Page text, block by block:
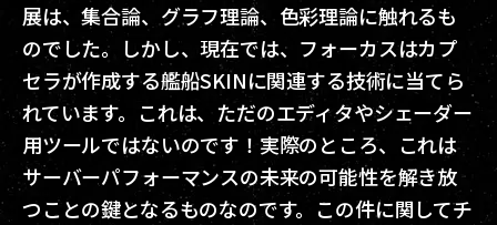
展は、集合論、グラフ理論、色彩理論に触れるも
のでした。しかし、現在では、フォーカスはカプ
セラが作成する艦船SKINに関連する技術に当てら
れています。これは、ただのエディタやシェーダー
用ツールではないのです！実際のところ、これは
サーバーパフォーマンスの未来の可能性を解き放
つことの鍵となるものなのです。この件に関してチ